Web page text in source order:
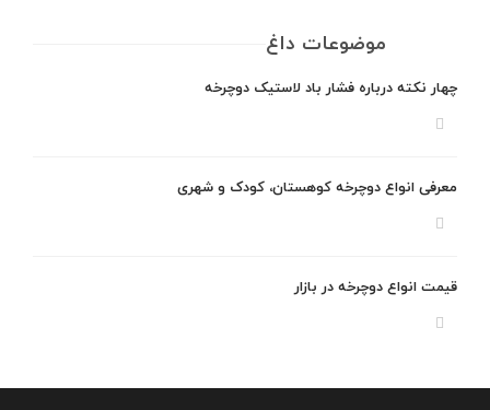
موضوعات داغ
چهار نکته درباره فشار باد لاستیک دوچرخه
معرفی انواع دوچرخه کوهستان، کودک و شهری
قیمت انواع دوچرخه در بازار